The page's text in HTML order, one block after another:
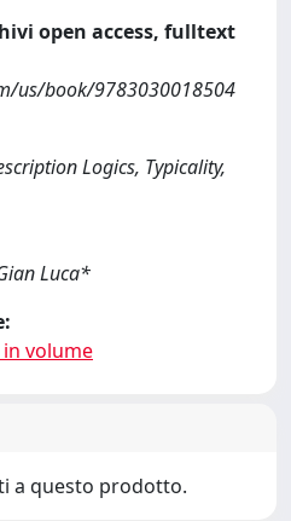
open access, fulltext
us/book/9783030018504
Logics, Typicality,
Luca*
volume
a questo prodotto.